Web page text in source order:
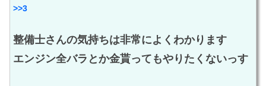
>>3
整備士さんの気持ちは非常によくわかります
エンジン全バラとか金貰ってもやりたくないっす